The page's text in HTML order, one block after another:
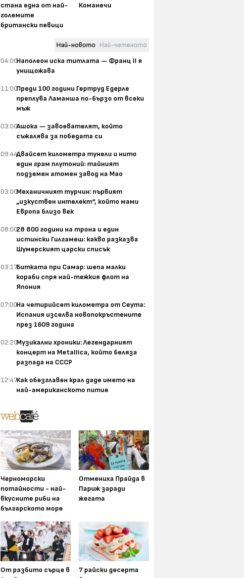
стана една от най-
големите
британски певици
Команечи
Най-новото Най-четеното
04:00Наполеон иска титлата — Франц II я
унищожава
11:00Преди 100 години Гертруд Едерле
преплува Ламанша по-бързо от всеки
мъж
03:00Ашока — завоевателят, който
съжалява за победата си
09:44Двайсет километра тунели и нито
един грам плутоний: тайният
подземен атомен завод на Мао
03:00Механичният турчин: първият
„изкуствен интелект“, който мами
Европа близо век
08:0028 800 години на трона и един
истински Гилгамеш: какво разказва
Шумерският царски списък
03:17Битката при Самар: шепа малки
кораби спря най-тежкия флот на
Япония
07:00На четирийсет километра от Сеута:
Испания изселва новопокръстените
през 1609 година
02:20Музикални хроники: Легендарният
концерт на Metallica, който беляза
разпада на СССР
12:47Как обезглавен крал даде името на
най-американското питие
Черноморски
потайности - най-
вкусните риби на
българското море
Отмениха Прайда в
Париж заради
жегата
От разбито сърце в
7 райски десерта